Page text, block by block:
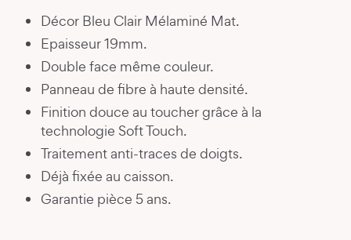
Décor Bleu Clair Mélaminé Mat.
Epaisseur 19mm.
Double face même couleur.
Panneau de fibre à haute densité.
Finition douce au toucher grâce à la
technologie Soft Touch.
Traitement anti-traces de doigts.
Déjà fixée au caisson.
Garantie pièce 5 ans.